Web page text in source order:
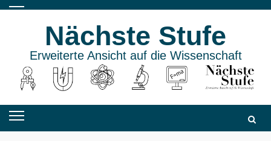
Skip
Nächste Stufe
Erweiterte Ansicht auf die Wissenschaft